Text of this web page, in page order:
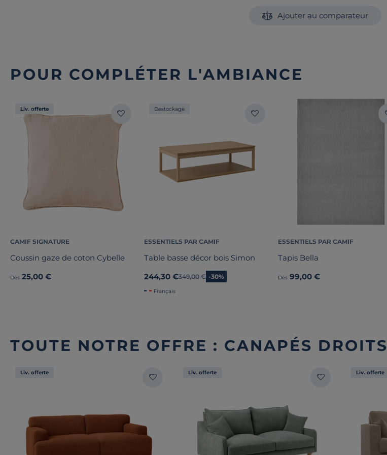
Ajouter au comparateur
POUR COMPLÉTER L'AMBIANCE
Liv. offerte
CAMIF SIGNATURE
Coussin gaze de coton Cybelle
Dès 25,00 €
Destockage
ESSENTIELS PAR CAMIF
Table basse décor bois Simon
244,30 €Ancien prix
349,00 € -30%
Français
ESSENTIELS PAR CAMIF
Tapis Bella
Dès 99,00 €
TOUTE NOTRE OFFRE : CANAPÉS DROITS
Liv. offerte Liv. offerte Liv. offerte